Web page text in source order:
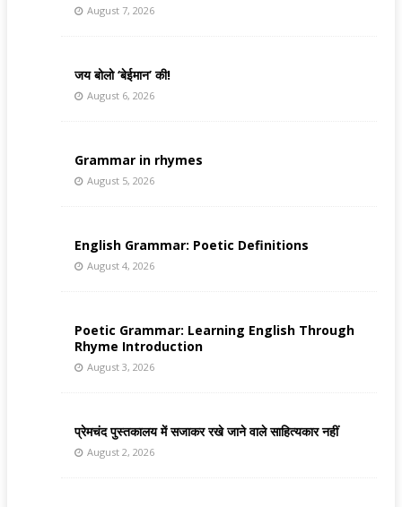
August 7, 2026
जय बोलो ‘बेईमान’ की!
August 6, 2026
Grammar in rhymes
August 5, 2026
English Grammar: Poetic Definitions
August 4, 2026
Poetic Grammar: Learning English Through
Rhyme Introduction
August 3, 2026
प्रेमचंद पुस्तकालय में सजाकर रखे जाने वाले साहित्यकार नहीं
August 2, 2026